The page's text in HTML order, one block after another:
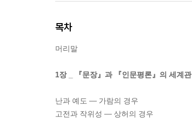
목차
머리말
1장 _ 『문장』과 『인문평론』의 세계관
난과 예도 ― 가람의 경우
고전과 작위성 ― 상허의 경우